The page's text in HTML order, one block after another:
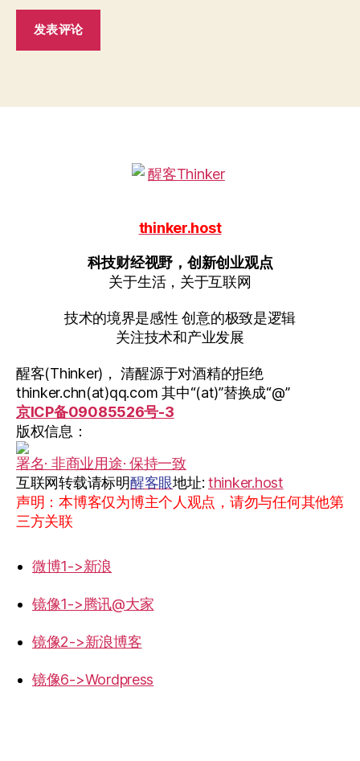
thinker.host
科技财经视野，创新创业观点
关于生活，关于互联网
技术的境界是感性 创意的极致是逻辑
关注技术和产业发展
醒客(Thinker)， 清醒源于对酒精的拒绝
thinker.chn(at)qq.com 其中“(at)”替换成“@”
京ICP备09085526号-3
版权信息：
署名· 非商业用途· 保持一致
互联网转载请标明醒客眼地址: thinker.host
声明：本博客仅为博主个人观点，请勿与任何其他第
三方关联
微博1->新浪
镜像1->腾讯@大家
镜像2->新浪博客
镜像6->Wordpress